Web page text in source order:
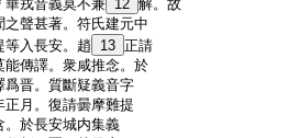
華戎音義莫不兼 12 解。故
聲甚著。符氏建元中
等入長安。趙 13 正請
能傳譯。衆咸推念。於
爲晋。質斷疑義音字
月。復請曇摩難提
。於長安城内集義